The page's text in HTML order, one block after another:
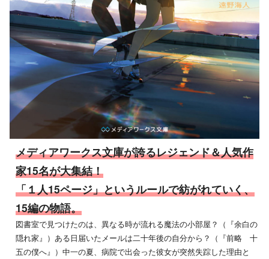
メディアワークス文庫が誇るレジェンド＆人気作
家15名が大集結！
「１人15ページ」というルールで紡がれていく、
15編の物語。
図書室で見つけたのは、異なる時が流れる魔法の小部屋？（『余白の
隠れ家』）ある日届いたメールは二十年後の自分から？（『前略 十
五の僕へ』）中一の夏、病院で出会った彼女が突然失踪した理由と